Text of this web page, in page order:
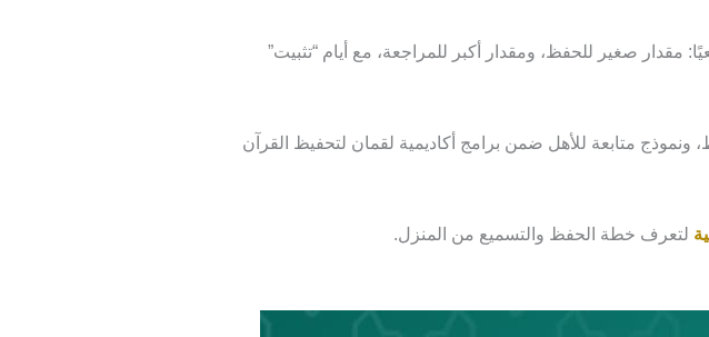
صغير للحفظ، ومقدار أكبر للمراجعة، مع أيام “تثبيت”
متابعة للأهل ضمن برامج أكاديمية لقمان لتحفيظ القرآن
لتعرف خطة الحفظ والتسميع من المنزل.